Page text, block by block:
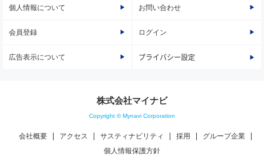
個人情報について お問い合わせ
会員登録 ログイン
広告表示について プライバシー設定
株式会社マイナビ
Copyright © Mynavi Corporation
会社概要 アクセス サスティナビリティ 採用
グループ企業
個人情報保護方針